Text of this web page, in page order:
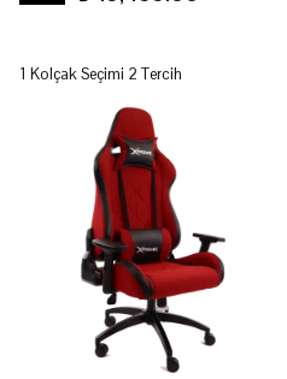
1 Kolçak Seçimi 2 Tercih